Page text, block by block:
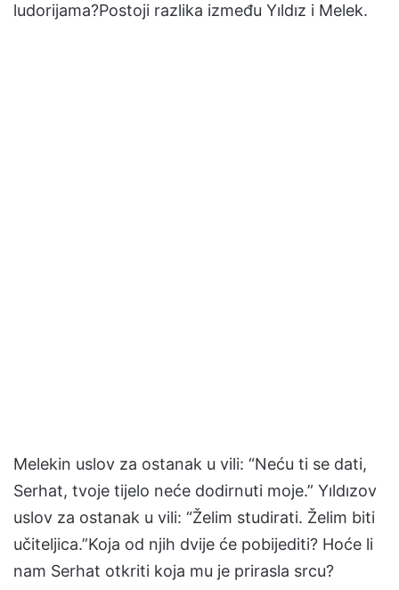
ludorijama?Postoji razlika između Yıldız i Melek.
Melekin uslov za ostanak u vili: “Neću ti se dati,
Serhat, tvoje tijelo neće dodirnuti moje.” Yıldızov
uslov za ostanak u vili: “Želim studirati. Želim biti
učiteljica.”Koja od njih dvije će pobijediti? Hoće li
nam Serhat otkriti koja mu je prirasla srcu?